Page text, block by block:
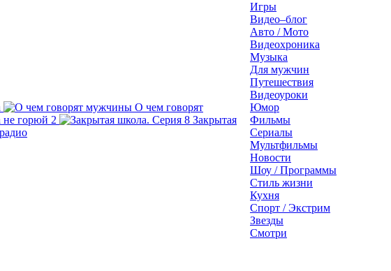
О чем говорят
горюй 2
Закрытая
Игры
Видео–блог
Авто / Мото
Видеохроника
Музыка
Для мужчин
Путешествия
Видеоуроки
Юмор
Фильмы
Сериалы
Мультфильмы
Новости
Шоу / Программы
Стиль жизни
Кухня
Спорт / Экстрим
Звезды
Смотри